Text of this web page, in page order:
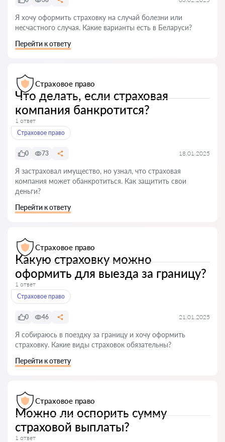
Я хочу оформить страховку на случай болезни или
несчастного случая. Какие варианты есть в Беларуси?
Перейти к ответу
Страховое право
Что делать, если страховая
компания банкротится?
1 ответ
Страховое право
0 73 18.01.2025
Я застраховал имущество, но узнал, что страховая
компания может обанкротиться. Как защитить свои
деньги?
Перейти к ответу
Страховое право
Какую страховку можно
оформить для выезда за границу?
1 ответ
Страховое право
0 46 21.01.2025
Я собираюсь в поездку за границу и хочу оформить
страховку. Какие виды страховок обязательны?
Перейти к ответу
Страховое право
Можно ли оспорить сумму
страховой выплаты?
1 ответ